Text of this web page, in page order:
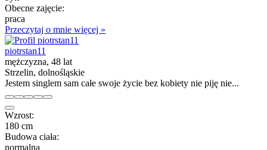
Obecne zajęcie:
praca
Przeczytaj o mnie więcej »
piotrstan11
mężczyzna, 48 lat
Strzelin, dolnośląskie
Jestem singlem sam całe swoje życie bez kobiety nie piję nie...
Wzrost:
180 cm
Budowa ciała:
normalna